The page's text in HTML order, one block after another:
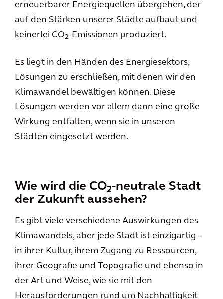
erneuerbarer Energiequellen übergehen, der
auf den Stärken unserer Städte aufbaut und
keinerlei CO2-Emissionen produziert.
Es liegt in den Händen des Energiesektors,
Lösungen zu erschließen, mit denen wir den
Klimawandel bewältigen können. Diese
Lösungen werden vor allem dann eine große
Wirkung entfalten, wenn sie in unseren
Städten eingesetzt werden.
Wie wird die CO2-neutrale Stadt
der Zukunft aussehen?
Es gibt viele verschiedene Auswirkungen des
Klimawandels, aber jede Stadt ist einzigartig –
in ihrer Kultur, ihrem Zugang zu Ressourcen,
ihrer Geografie und Topografie und ebenso in
der Art und Weise, wie sie mit den
Herausforderungen rund um Nachhaltigkeit